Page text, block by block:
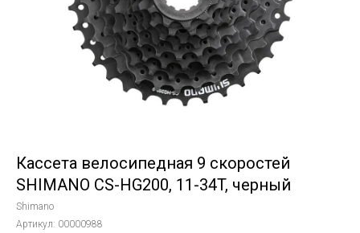
Кассета велосипедная 9 скоростей
SHIMANO CS-HG200, 11-34T, черный
Shimano
Артикул: 00000988